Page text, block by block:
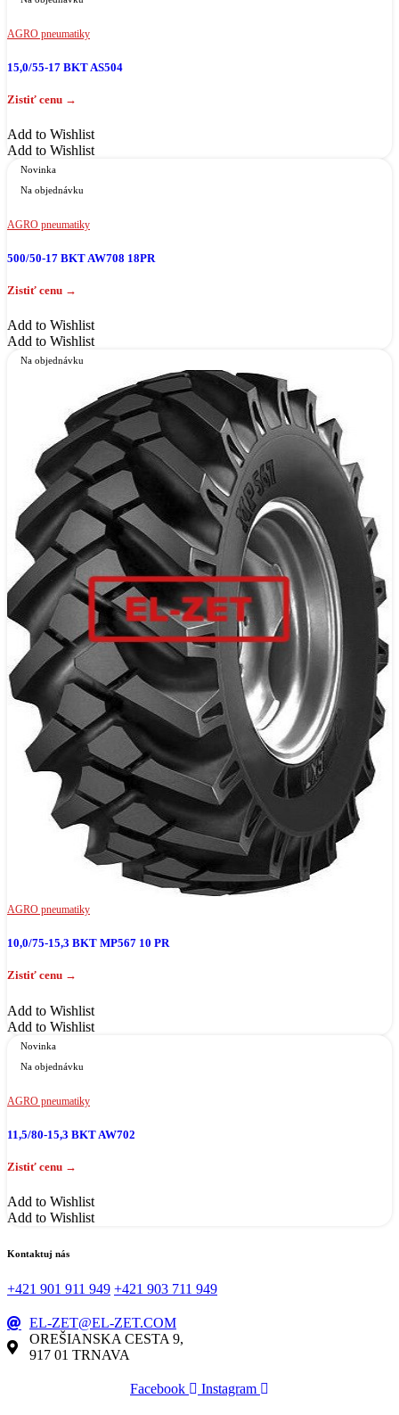
AGRO pneumatiky
15,0/55-17 BKT AS504
Add to Wishlist
Add to Wishlist
Novinka
Na objednávku
AGRO pneumatiky
500/50-17 BKT AW708 18PR
Add to Wishlist
Add to Wishlist
Na objednávku
AGRO pneumatiky
10,0/75-15,3 BKT MP567 10 PR
Add to Wishlist
Add to Wishlist
Novinka
Na objednávku
AGRO pneumatiky
11,5/80-15,3 BKT AW702
Add to Wishlist
Add to Wishlist
Kontaktuj nás
+421 901 911 949 +421 903 711 949
EL-ZET@EL-ZET.COM
OREŠIANSKA CESTA 9,
917 01 TRNAVA
Facebook Instagram